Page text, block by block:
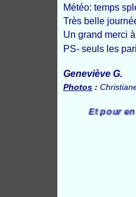
Météo: temps
Très belle
Un grand merci
PS- seuls les
Geneviève G.
Photos :
Et pour en savoir